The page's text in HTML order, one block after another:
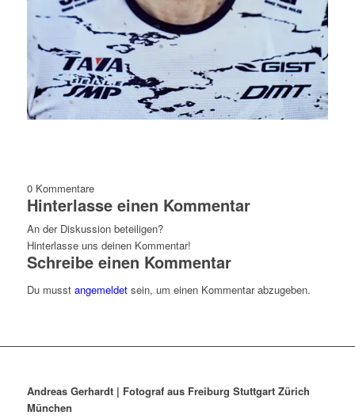
0 Kommentare
Hinterlasse einen Kommentar
An der Diskussion beteiligen?
Hinterlasse uns deinen Kommentar!
Schreibe einen Kommentar
Du musst angemeldetsein, um einen Kommentar abzugeben.
Andreas Gerhardt | Fotograf aus Freiburg Stuttgart Zürich
München